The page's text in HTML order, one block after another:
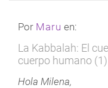
Por Maru en:
La Kabbalah: El
cuerpo humano (1)
Hola Milena,